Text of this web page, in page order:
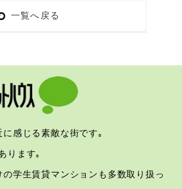
一覧へ戻る
感じる素敵な街です｡
ります｡
学生賃貸マンションも多数取り扱っ